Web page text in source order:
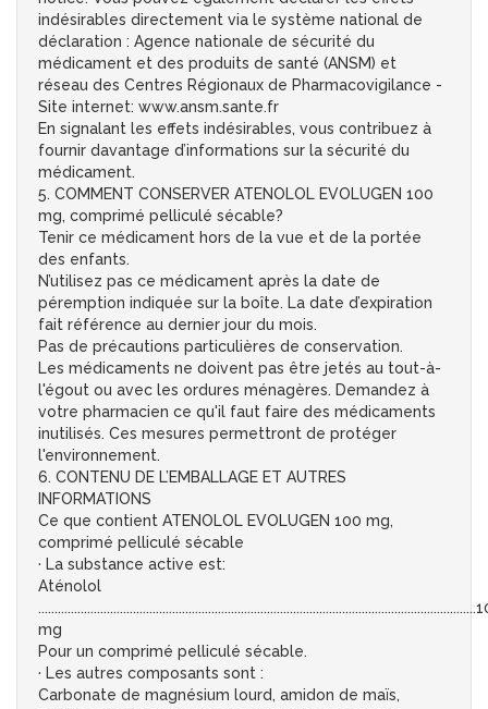
indésirables directement via le système national de
déclaration : Agence nationale de sécurité du
médicament et des produits de santé (ANSM) et
réseau des Centres Régionaux de Pharmacovigilance -
Site internet: www.ansm.sante.fr
En signalant les effets indésirables, vous contribuez à
fournir davantage d’informations sur la sécurité du
médicament.
5. COMMENT CONSERVER ATENOLOL EVOLUGEN 100
mg, comprimé pelliculé sécable?
Tenir ce médicament hors de la vue et de la portée
des enfants.
N’utilisez pas ce médicament après la date de
péremption indiquée sur la boîte. La date d’expiration
fait référence au dernier jour du mois.
Pas de précautions particulières de conservation.
Les médicaments ne doivent pas être jetés au tout-à-
l'égout ou avec les ordures ménagères. Demandez à
votre pharmacien ce qu'il faut faire des médicaments
inutilisés. Ces mesures permettront de protéger
l'environnement.
6. CONTENU DE L’EMBALLAGE ET AUTRES
INFORMATIONS
Ce que contient ATENOLOL EVOLUGEN 100 mg,
comprimé pelliculé sécable
· La substance active est:
Aténolol
mg
Pour un comprimé pelliculé sécable.
· Les autres composants sont :
Carbonate de magnésium lourd, amidon de maïs,